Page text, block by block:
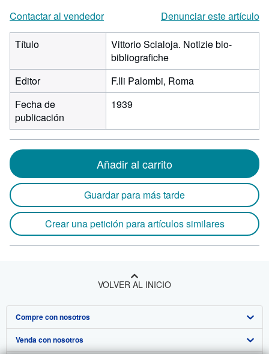
Contactar al vendedor
Denunciar este artículo
Título
Vittorio Scialoja. Notizie bio-
bibliografiche
Editor
F.lli Palombi, Roma
Fecha de
publicación
1939
Añadir al carrito
Guardar para más tarde
Crear una petición para artículos similares
VOLVER AL INICIO
Compre con nosotros
Búsqueda avanzada
Venda con nosotros